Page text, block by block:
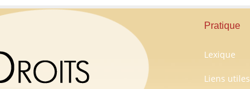
Pratique
Lexique
Liens utiles